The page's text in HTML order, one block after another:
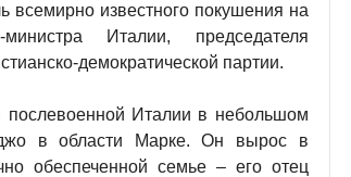
всемирно известного покушения на
Италии, председателя
демократической партии.
послевоенной Италии в небольшом
в области Марке. Он вырос в
обеспеченной семье – его отец